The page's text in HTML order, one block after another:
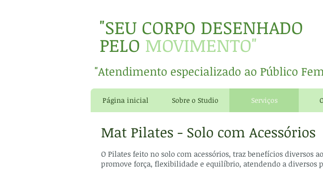
"SEU CORPO DESENHADO
PELO MOVIMENTO"
"Atendimento especializado ao Público
Mat Pilates - Solo com Acessórios
O Pilates feito no solo com acessórios, traz benefícios diversos
promove força, flexibilidade e equilíbrio, atendendo a
Página inicial Sobre o Studio Serviços